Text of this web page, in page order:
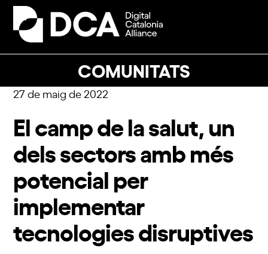
Skip
content
COMUNITATS
Open
mobile
Close
mobile
27 de maig de 2022
El camp de la salut, un
dels sectors amb més
potencial per
implementar
tecnologies disruptives